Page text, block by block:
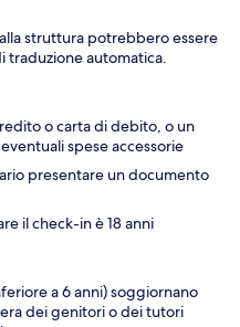
struttura potrebbero essere
automatica.
o carta di debito, o un
spese accessorie
presentare un documento
il check-in è 18 anni
a 6 anni) soggiornano
dei genitori o dei tutori